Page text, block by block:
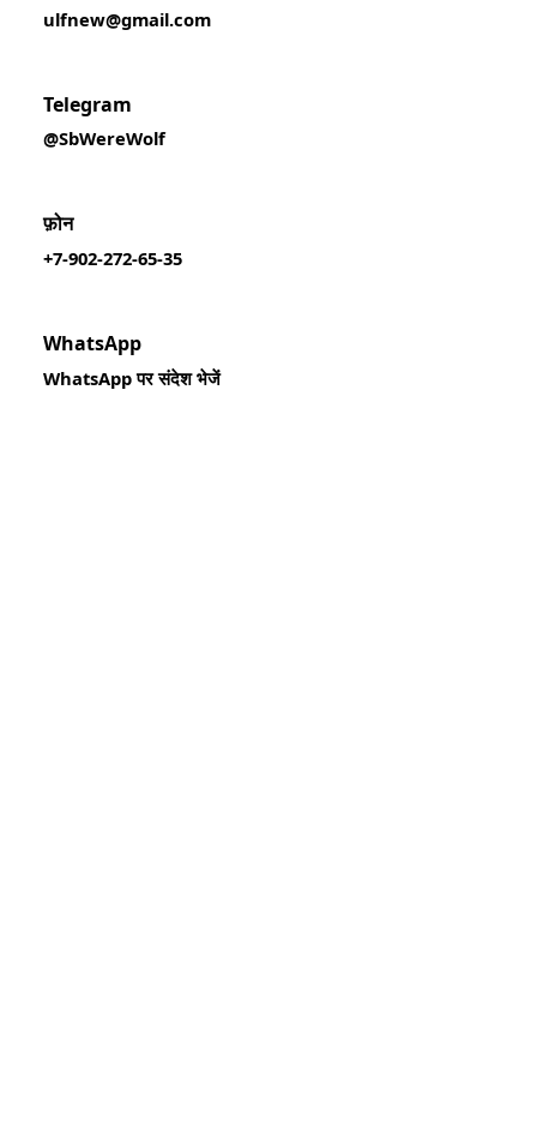
ulfnew@gmail.com
Telegram
@SbWereWolf
फ़ोन
+7-902-272-65-35
WhatsApp
WhatsApp पर संदेश भेजें